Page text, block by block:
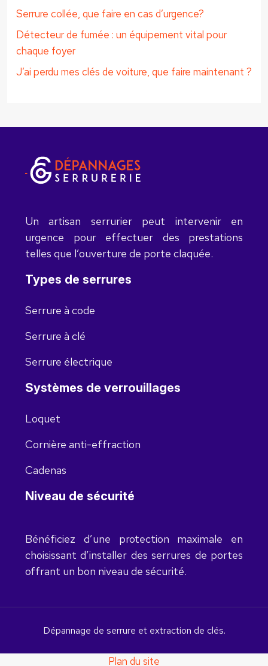
Serrure collée, que faire en cas d’urgence?
Détecteur de fumée : un équipement vital pour
chaque foyer
J’ai perdu mes clés de voiture, que faire maintenant ?
Un artisan serrurier peut intervenir en
urgence pour effectuer des prestations
telles que l’ouverture de porte claquée.
Types de serrures
Serrure à code
Serrure à clé
Serrure électrique
Systèmes de verrouillages
Loquet
Cornière anti-effraction
Cadenas
Niveau de sécurité
Bénéficiez d’une protection maximale en
choisissant d’installer des serrures de portes
offrant un bon niveau de sécurité.
Dépannage de serrure et extraction de clés.
Plan du site